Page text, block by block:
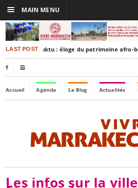
LAST POSTTimbuktu : éloge du patrimoine afro-
 
Accueil Agenda Le Blog Actualités
Les infos sur la
☰ MAIN MENU